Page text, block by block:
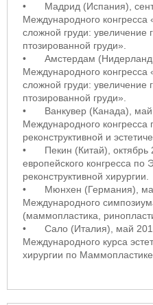
•
Мадрид (Испания),
Международного конгресса
сложной груди: увеличение
птозированной груди».
•
Амстердам
Международного конгресса
сложной груди: увеличение
птозированной груди».
•
Ванкувер (Канада),
Международного конгресса
реконструктивной и
•
Пекин (Китай), октябрь
европейского конгресса по
реконструктивной хирургии.
•
Мюнхен (Германия),
Международного
(маммопластика,
•
Сало (Италия), май
Международного курса
хирургии по Маммопластике.